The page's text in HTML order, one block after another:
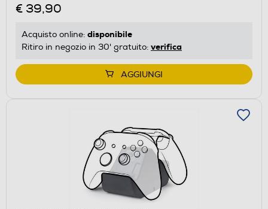
€ 39,90
Acquisto online: disponibile
Ritiro in negozio in 30' gratuito: verifica
AGGIUNGI